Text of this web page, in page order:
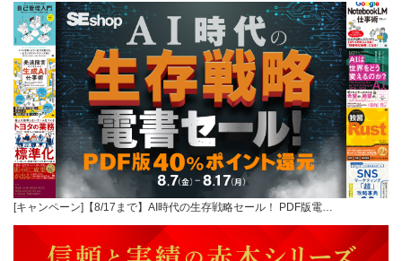
[キャンペーン]【8/17まで】AI時代の生存戦略セール！ PDF版電…